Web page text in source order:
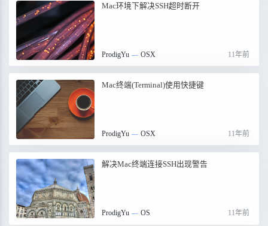
Mac环境下解决SSH超时断开
ProdigYu — OSX 11年前
Mac终端(Terminal)使用快捷键
ProdigYu — OSX 11年前
解决Mac终端连接SSH出现警告
ProdigYu — OS 11年前